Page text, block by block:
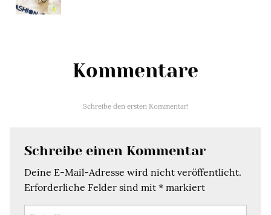
Kommentare
Schreibe den ersten Kommentar!
Schreibe einen Kommentar
Deine E-Mail-Adresse wird nicht veröffentlicht.
Erforderliche Felder sind mit * markiert